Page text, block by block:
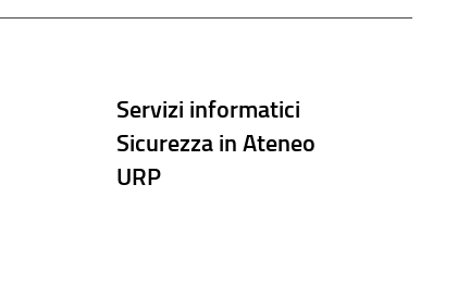
Servizi informatici
Sicurezza in Ateneo
URP